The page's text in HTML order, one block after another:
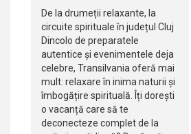
De la drumeții relaxante, la
circuite spirituale în județul Cluj
Dincolo de preparatele
autentice și evenimentele deja
celebre, Transilvania oferă mai
mult: relaxare în inima naturii și
îmbogățire spirituală. Îți dorești
o vacanță care să te
deconecteze complet de la